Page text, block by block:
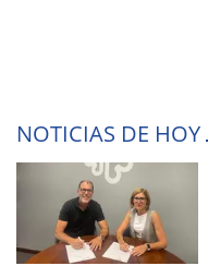
NOTICIAS DE HOY